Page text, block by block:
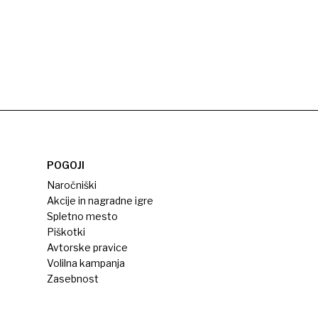
POGOJI
Naročniški
Akcije in nagradne igre
Spletno mesto
Piškotki
Avtorske pravice
Volilna kampanja
Zasebnost